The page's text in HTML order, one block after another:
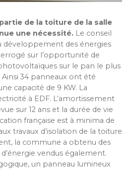
de la toiture de la salle
une nécessité. Le conseil
développement des énergies
sur l’opportunité de
sur le pan le plus
34 panneaux ont été
capacité de 9 KW. La
à EDF. L’amortissement
sur 12 ans et la durée de vie
française est à minima de
travaux d’isolation de la toiture
la commune a obtenu des
vendus également.
un panneau lumineux